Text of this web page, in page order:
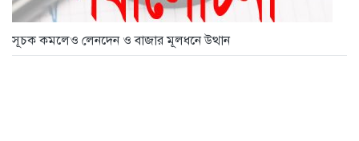
সূচক কমলেও লেনদেন ও বাজার মূলধনে উত্থান